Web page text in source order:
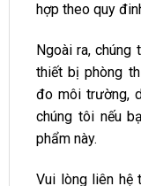
hợp theo quy
Ngoài ra,
thiết bị phòng
đo môi trường,
chúng tôi nếu
phẩm này.
Vui lòng liên hệ